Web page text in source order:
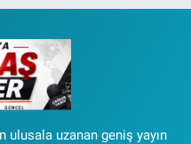
ulusala uzanan geniş yayın